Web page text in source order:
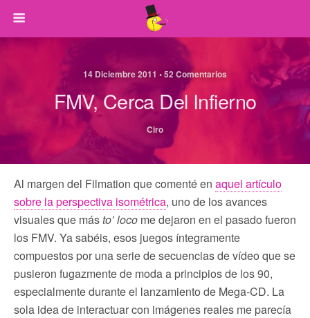
14 Diciembre 2011 • 52 Comentarios
FMV, Cerca Del Infierno
Ciro
Al margen del Filmation que comenté en aquel artículo
sobre la perspectiva isométrica, uno de los avances
visuales que másto’ loco me dejaron en el pasado fueron
los FMV. Ya sabéis, esos juegos íntegramente
compuestos por una serie de secuencias de vídeo que se
pusieron fugazmente de moda a principios de los 90,
especialmente durante el lanzamiento de Mega-CD. La
sola idea de interactuar con imágenes reales me parecía